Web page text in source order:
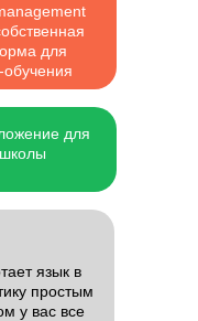
для
язык в
простым
у вас все
для